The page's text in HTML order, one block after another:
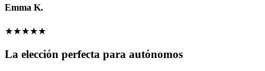
Emma K.
★★★★★
La elección perfecta para autónomos